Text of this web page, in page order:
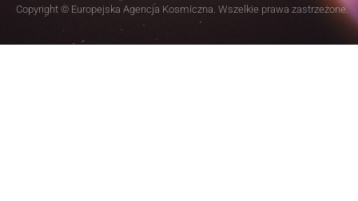
Copyright © Europejska Agencja Kosmiczna. Wszelkie prawa zastrzeżone.